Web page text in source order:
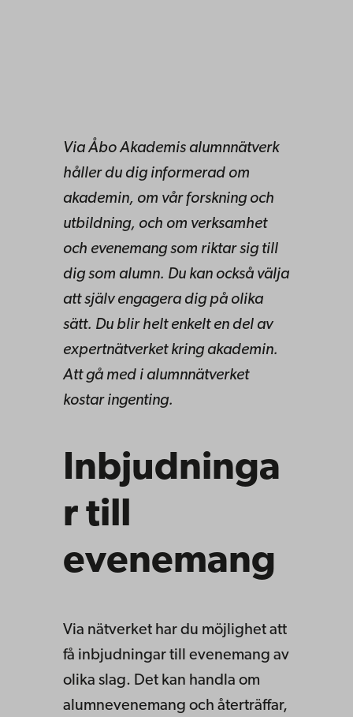
Via Åbo Akademis alumnnätverk
håller du dig informerad om
akademin, om vår forskning och
utbildning, och om verksamhet
och evenemang som riktar sig till
dig som alumn. Du kan också välja
att själv engagera dig på olika
sätt. Du blir helt enkelt en del av
expertnätverket kring akademin.
Att gå med i alumnnätverket
kostar ingenting.
Inbjudninga
r till
evenemang
Via nätverket har du möjlighet att
få inbjudningar till evenemang av
olika slag. Det kan handla om
alumnevenemang och återträffar,